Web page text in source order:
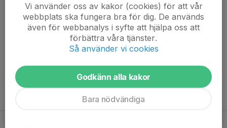
Vi använder oss av kakor (cookies) för att vår
webbplats ska fungera bra för dig. De används
även för webbanalys i syfte att hjälpa oss att
förbättra våra tjänster.
Så använder vi cookies
Godkänn alla kakor
Bara nödvändiga